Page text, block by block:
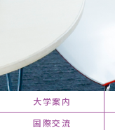
大学案内
国際交流